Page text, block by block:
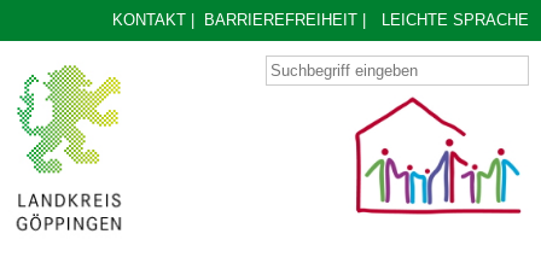
KONTAKT BARRIEREFREIHEIT LEICHTE SPRACHE